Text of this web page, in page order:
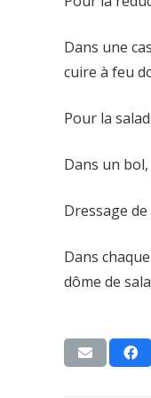
Dans une
cuire à feu
Pour la
Dans un
Dressage
Dans
dôme de